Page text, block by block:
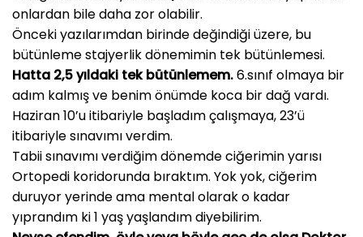
onlardan bile daha zor olabilir.
Önceki yazılarımdan birinde değindiği üzere, bu
bütünleme stajyerlik dönemimin tek bütünlemesi.
Hatta 2,5 yıldaki tek bütünlemem.6.sınıf olmaya bir
adım kalmış ve benim önümde koca bir dağ vardı.
Haziran 10’u itibariyle başladım çalışmaya, 23’ü
itibariyle sınavımı verdim.
Tabii sınavımı verdiğim dönemde ciğerimin yarısı
Ortopedi koridorunda bıraktım. Yok yok, ciğerim
duruyor yerinde ama mental olarak o kadar
yıprandım ki 1 yaş yaşlandım diyebilirim.